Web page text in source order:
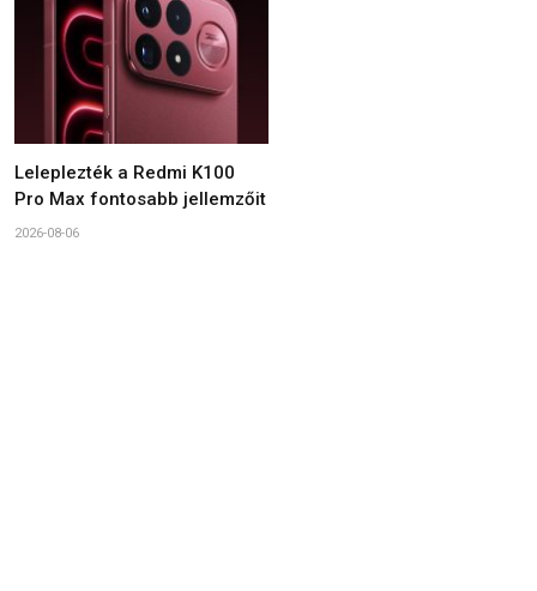
Leleplezték a Redmi K100
Pro Max fontosabb jellemzőit
2026-08-06